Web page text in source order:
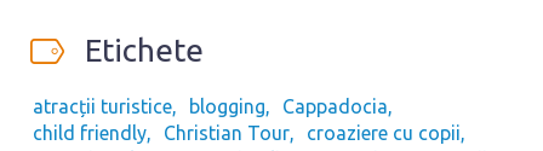
Etichete
atracții turistice blogging
Cappadocia
child friendly
Christian Tour
croaziere cu copii